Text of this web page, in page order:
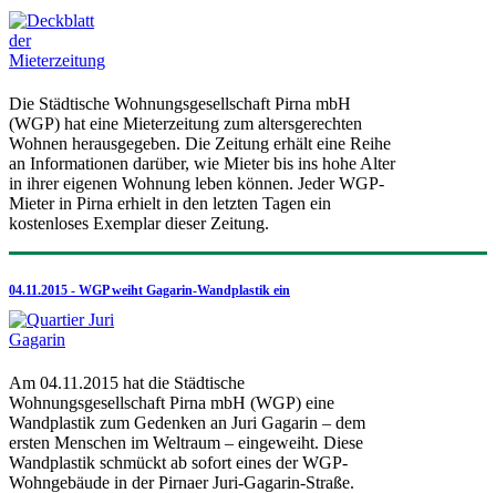
Die Städtische Wohnungsgesellschaft Pirna mbH
(WGP) hat eine Mieterzeitung zum altersgerechten
Wohnen herausgegeben. Die Zeitung erhält eine Reihe
an Informationen darüber, wie Mieter bis ins hohe Alter
in ihrer eigenen Wohnung leben können. Jeder WGP-
Mieter in Pirna erhielt in den letzten Tagen ein
kostenloses Exemplar dieser Zeitung.
04.11.2015 - WGP weiht Gagarin-Wandplastik ein
Am 04.11.2015 hat die Städtische
Wohnungsgesellschaft Pirna mbH (WGP) eine
Wandplastik zum Gedenken an Juri Gagarin – dem
ersten Menschen im Weltraum – eingeweiht. Diese
Wandplastik schmückt ab sofort eines der WGP-
Wohngebäude in der Pirnaer Juri-Gagarin-Straße.